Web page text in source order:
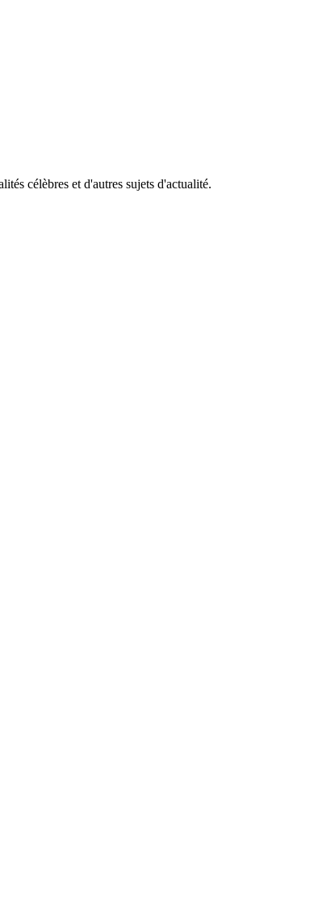
célèbres et d'autres sujets d'actualité.